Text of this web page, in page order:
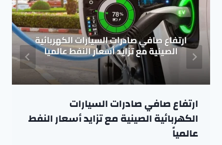
ارتفاع صافي صادرات السيارات
الكهربائية الصينية مع تزايد أسعار النفط
عالمياً